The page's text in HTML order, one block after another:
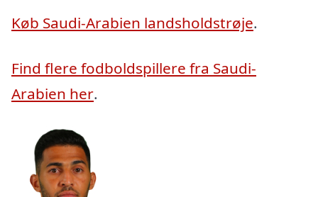
Køb Saudi-Arabien landsholdstrøje.
Find flere fodboldspillere fra Saudi-
Arabien her.